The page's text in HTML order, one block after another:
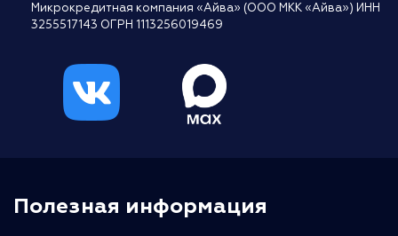
Микрокредитная компания «Айва» (ООО МКК «Айва») ИНН
3255517143 ОГРН 1113256019469
Полезная информация